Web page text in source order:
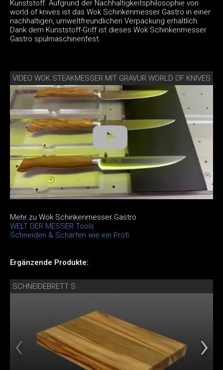
Kunststoff. Aufgrund der Nachhaltigkeitsphilosophie von
world of knives ist das Wok Schinkenmesser Gastro in einer
nachhaltigen, umweltfreundlichen Verpackung erhältlich.
Dank dem Kunststoff-Griff ist dieses Wok Schinkenmesser
Gastro spülmaschinenfest.
VIDEO WOK STEAKMESSER MIT GRAVUR WORLD OF KNIVES
Mehr zu Wok Schinkenmesser Gastro
WELT DER MESSER Tools
Schneiden & Schärfen wie ein Profi
Ergänzende Produkte:
SCHNEIDEBRETT S